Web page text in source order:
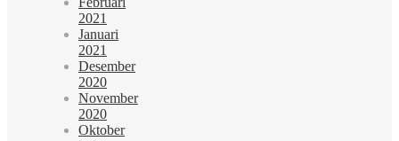
2021
Januari
2021
Desember
2020
November
2020
Oktober